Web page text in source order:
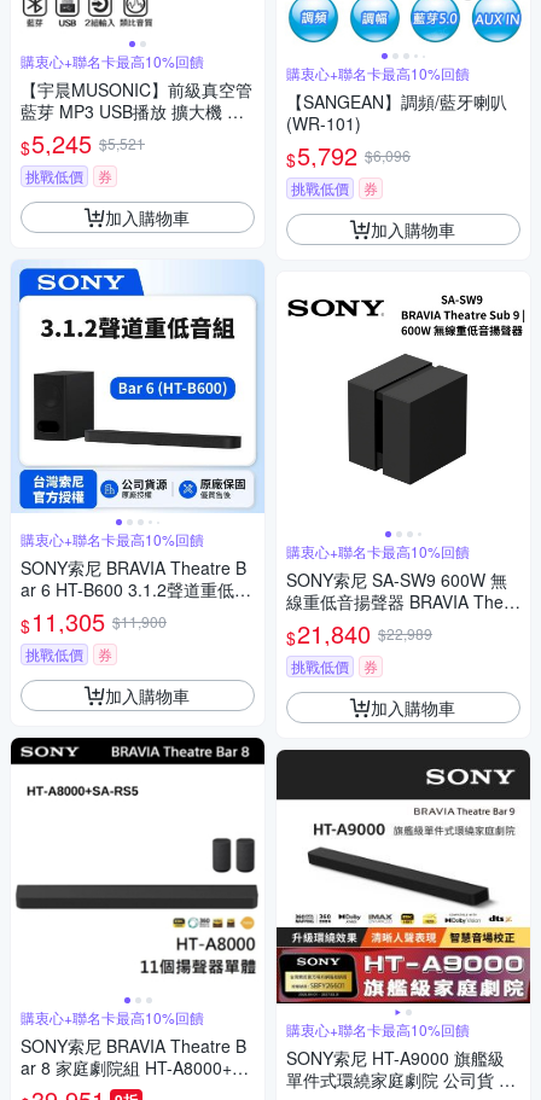
購衷心+聯名卡最高10%回饋
【宇晨MUSONIC】前級真空管
藍芽 MP3 USB播放 擴大機 MU
-3200
$5,245 $5,521
挑戰低價
券
加入購物車
購衷心+聯名卡最高10%回饋
SONY索尼 BRAVIA Theatre B
ar 6 HT-B600 3.1.2聲道重低音
組
$11,305 $11,900
挑戰低價
券
加入購物車
購衷心+聯名卡最高10%回饋
SONY索尼 BRAVIA Theatre B
ar 8 家庭劇院組 HT-A8000+SA
-RS5
購衷心+聯名卡最高10%回饋
【SANGEAN】調頻/藍牙喇叭
(WR-101)
$5,792 $6,096
挑戰低價
券
加入購物車
購衷心+聯名卡最高10%回饋
SONY索尼 SA-SW9 600W 無
線重低音揚聲器 BRAVIA Theat
re Sub 9
$21,840 $22,989
挑戰低價
券
加入購物車
購衷心+聯名卡最高10%回饋
SONY索尼 HT-A9000 旗艦級
單件式環繞家庭劇院 公司貨 保